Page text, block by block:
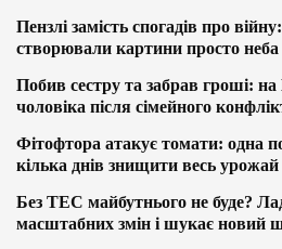
Пензлі замість спогадів про
створювали картини просто неба
Побив сестру та забрав гроші:
чоловіка після сімейного
Фітофтора атакує томати: одна
кілька днів знищити весь урожай
Без ТЕС майбутнього не буде?
масштабних змін і шукає новий